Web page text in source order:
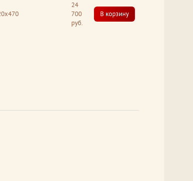
24
700
руб.
В корзину